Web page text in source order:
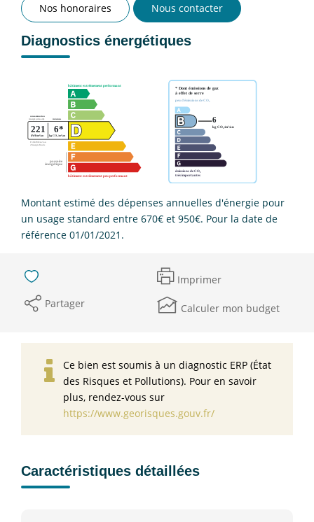
Nos honoraires Nous contacter
Diagnostics énergétiques
Montant estimé des dépenses annuelles d'énergie pour
un usage standard entre 670€ et 950€. Pour la date de
référence 01/01/2021.
Imprimer
Partager
Calculer mon budget
Ce bien est soumis à un diagnostic ERP (État
des Risques et Pollutions). Pour en savoir
plus, rendez-vous sur
https://www.georisques.gouv.fr/
Caractéristiques détaillées